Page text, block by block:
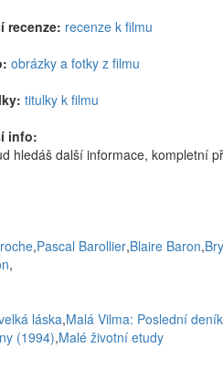
recenze: recenze k filmu
obrázky a fotky z filmu
titulky k filmu
info:
hledáš další informace, kompletní
,Pascal Barollier,Blaire Baron,
,
láska,Malá Vilma: Poslední deník
(1994),Malé životní etudy